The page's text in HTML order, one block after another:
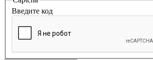
Введите код